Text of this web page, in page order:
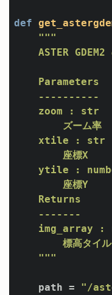
def
"""
ASTER GDEM2
    Parameters
    ----------
    zoom : str
        ズーム率
    xtile : str
        座標X
ytile :
        座標Y
    Returns
    -------
img_array :
標高タイ
    """
    path =
"/